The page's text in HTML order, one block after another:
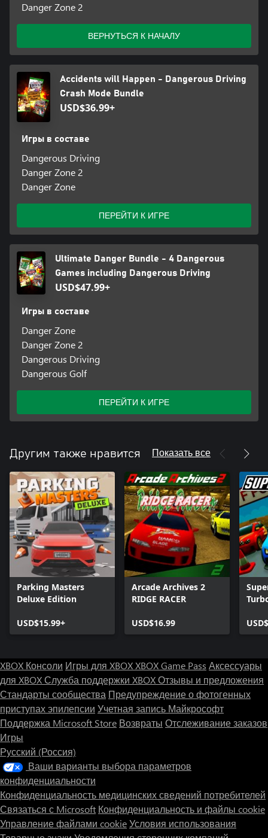
Danger Zone 2
ВЕРНУТЬСЯ К НАЧАЛУ
Accidents will Happen - Dangerous Driving
Crash Mode Bundle
USD$36.99+
Игры в составе
Dangerous Driving
Danger Zone 2
Danger Zone
ПЕРЕЙТИ К ИГРЕ
Ultimate Danger Bundle - 4 Dangerous
Games including Dangerous Driving
USD$47.99+
Игры в составе
Danger Zone
Danger Zone 2
Dangerous Driving
Dangerous Golf
ПЕРЕЙТИ К ИГРЕ
Другим также нравится Показать все
Parking Masters
Deluxe Edition
USD$15.99+
Arcade Archives 2
RIDGE RACER
USD$16.99
XBOX Консоли Игры для XBOXXBOX Game Pass Аксессуары
для XBOXСлужба поддержки XBOXОтзывы и предложения
Стандарты сообщества Предупреждение о фотогенных
приступах эпилепсии Учетная запись Майкрософт
Поддержка Microsoft Store Возвраты Отслеживание заказов
Игры
Русский (Россия)
Ваши варианты выбора параметров
конфиденциальности
Конфиденциальность медицинских сведений потребителей
Связаться с Microsoft Конфиденциальность и файлы cookie
Управление файлами cookieУсловия использования